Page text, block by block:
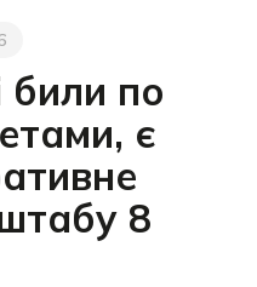
били по
є
8